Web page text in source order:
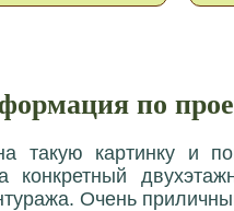
по
такую картинку и
конкретный
Очень